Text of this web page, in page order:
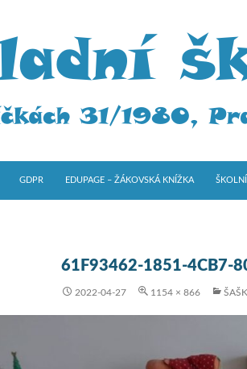
GDPR EDUPAGE – ŽÁKOVSKÁ KNÍŽKA
61F93462-1851-4CB7-
2022-04-27 1154 × 866